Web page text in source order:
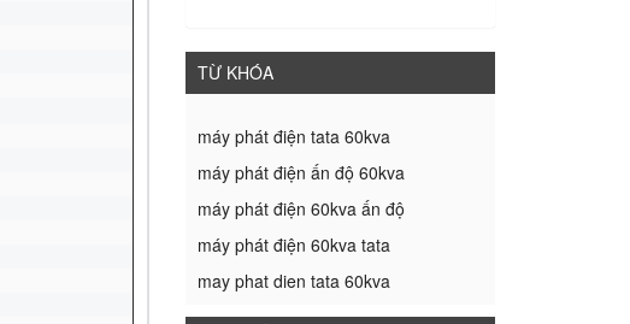
TỪ KHÓA
máy phát điện tata 60kva
máy phát điện ấn độ 60kva
máy phát điện 60kva ấn độ
máy phát điện 60kva tata
may phat dien tata 60kva